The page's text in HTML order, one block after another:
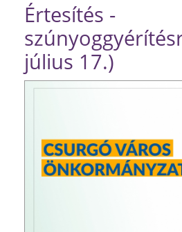
Értesítés -
július 17.)